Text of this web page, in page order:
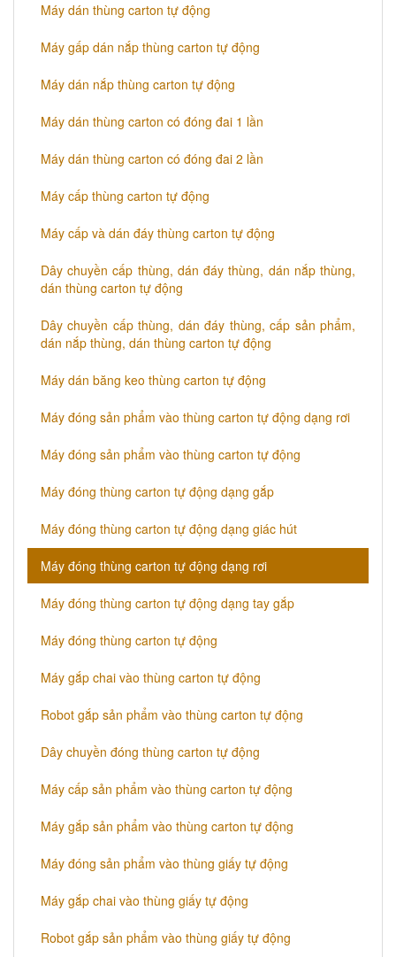
Máy dán thùng carton tự động
Máy gấp dán nắp thùng carton tự động
Máy dán nắp thùng carton tự động
​Máy dán thùng carton có đóng đai 1 lần
​Máy dán thùng carton có đóng đai 2 lần
​Máy cấp thùng carton tự động
​Máy cấp và dán đáy thùng carton tự động
Dây chuyền cấp thùng, dán đáy thùng, dán nắp thùng,
dán thùng carton tự động
​Dây chuyền cấp thùng, dán đáy thùng, cấp sản phẩm,
dán nắp thùng, dán thùng carton tự động
Máy dán băng keo thùng carton tự động
Máy đóng sản phẩm vào thùng carton tự động dạng rơi
Máy đóng sản phẩm vào thùng carton tự động
Máy đóng thùng carton tự động dạng gắp
Máy đóng thùng carton tự động dạng giác hút
Máy đóng thùng carton tự động dạng rơi
Máy đóng thùng carton tự động dạng tay gắp
Máy đóng thùng carton tự động
Máy gắp chai vào thùng carton tự động
Robot gắp sản phẩm vào thùng carton tự động
Dây chuyền đóng thùng carton tự động
​Máy cấp sản phẩm vào thùng carton tự động
Máy gắp sản phẩm vào thùng carton tự động
​​Máy đóng sản phẩm vào thùng giấy tự động
Máy gắp chai vào thùng giấy tự động
Robot gắp sản phẩm vào thùng giấy tự động